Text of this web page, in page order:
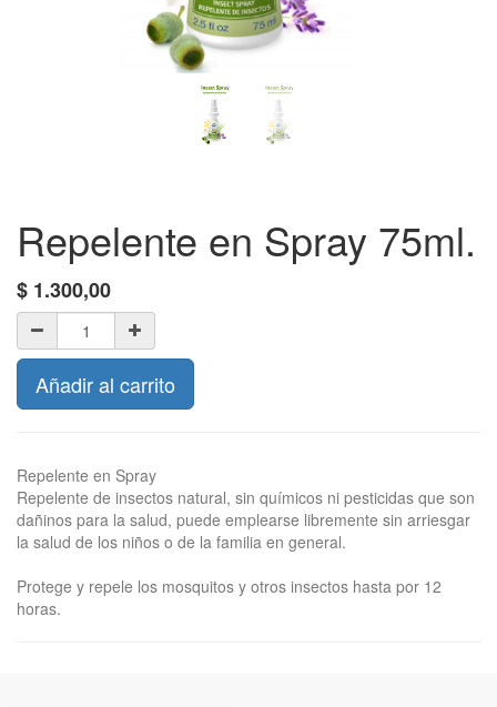
Repelente en Spray 75ml.
$ 1.300,00
Añadir al carrito
Repelente en Spray
Repelente de insectos natural, sin químicos ni pesticidas que son
dañinos para la salud, puede emplearse libremente sin arriesgar
la salud de los niños o de la familia en general.
Protege y repele los mosquitos y otros insectos hasta por 12
horas.